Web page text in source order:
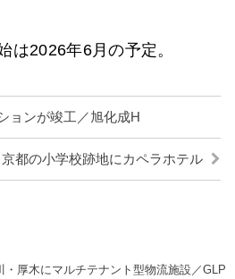
2026年6月の予定。
ョンが竣工／旭化成H
都の小学校跡地にカペラホテル
・厚木にマルチテナント型物流施設／GLP